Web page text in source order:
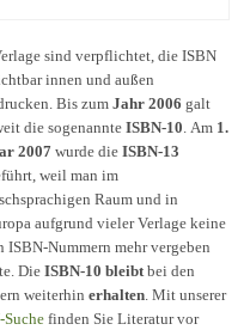
sind verpflichtet, die ISBN
innen und außen
Bis zum Jahr 2006 galt
die sogenannte ISBN-10. Am 1.
2007 wurde die ISBN-13
weil man im
Raum und in
aufgrund vieler Verlage keine
ISBN-Nummern mehr vergeben
DieISBN-10 bleibtbei den
weiterhin erhalten. Mit unserer
Suchefinden Sie Literatur vor